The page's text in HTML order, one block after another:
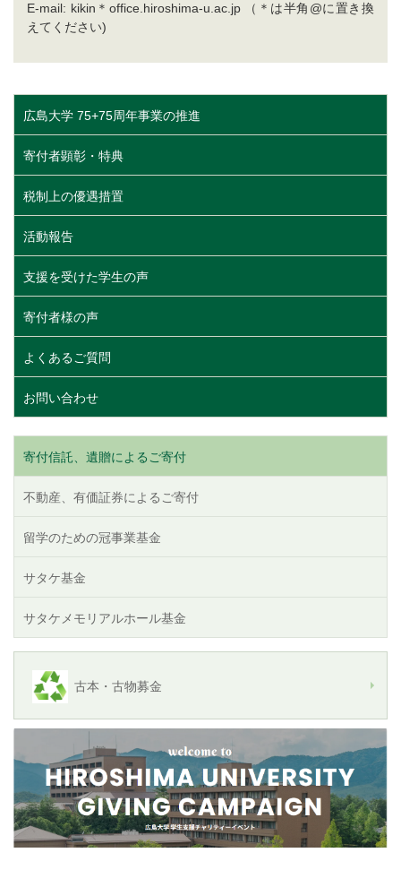
E-mail: kikin＊office.hiroshima-u.ac.jp （＊は半角@に置き換
えてください)
広島大学 75+75周年事業の推進
寄付者顕彰・特典
税制上の優遇措置
活動報告
支援を受けた学生の声
寄付者様の声
よくあるご質問
お問い合わせ
寄付信託、遺贈によるご寄付
不動産、有価証券によるご寄付
留学のための冠事業基金
サタケ基金
サタケメモリアルホール基金
古本・古物募金